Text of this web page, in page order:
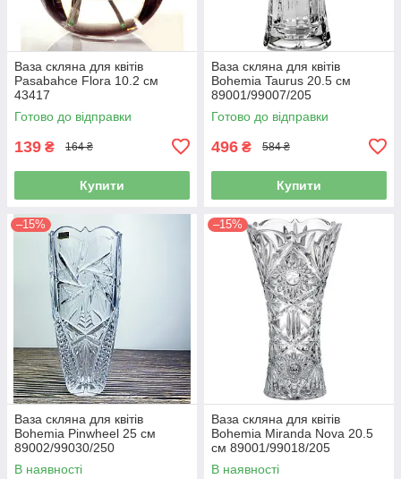
Ваза скляна для квітів
Pasabahce Flora 10.2 см
43417
Готово до відправки
139 ₴ 164 ₴
Купити
Ваза скляна для квітів
Bohemia Taurus 20.5 см
89001/99007/205
Готово до відправки
496 ₴ 584 ₴
Купити
–15%
Ваза скляна для квітів
Bohemia Pinwheel 25 см
89002/99030/250
В наявності
–15%
Ваза скляна для квітів
Bohemia Miranda Nova 20.5
см 89001/99018/205
В наявності